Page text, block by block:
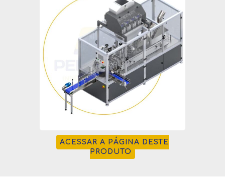
ACESSAR A PÁGINA DESTE
PRODUTO